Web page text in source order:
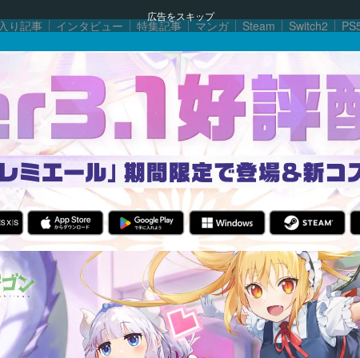
広告をスキップ
り記事 インタビュー 特集記事 マンガ Steam Switch2